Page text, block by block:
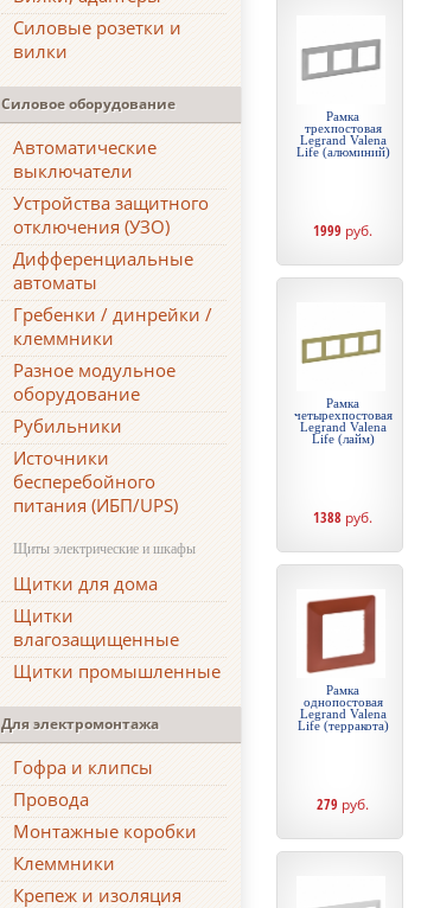
Силовые розетки и
вилки
Силовое оборудование
Автоматические
выключатели
Устройства защитного
отключения (УЗО)
Дифференциальные
автоматы
Гребенки / динрейки /
клеммники
Разное модульное
оборудование
Рубильники
Источники
бесперебойного
питания (ИБП/UPS)
Щиты электрические и шкафы
Щитки для дома
Щитки
влагозащищенные
Щитки промышленные
Для электромонтажа
Гофра и клипсы
Провода
Монтажные коробки
Клеммники
Крепеж и изоляция
Рамка
трехпостовая
Legrand Valena
Life (алюминий)
1999 руб.
Рамка
четырехпостовая
Legrand Valena
Life (лайм)
1388 руб.
Рамка
однопостовая
Legrand Valena
Life (терракота)
279 руб.